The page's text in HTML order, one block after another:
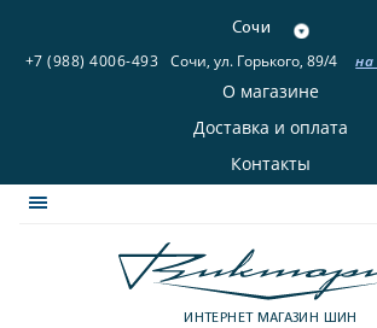
Сочи
+7 (988) 4006-493 Сочи, ул. Горького, 89/4
О магазине
Доставка и оплата
Контакты
ИНТЕРНЕТ МАГАЗИН ШИН